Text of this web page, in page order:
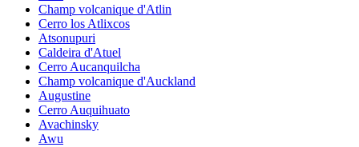
Champ volcanique d'Atlin
Cerro los Atlixcos
Atsonupuri
Caldeira d'Atuel
Cerro Aucanquilcha
Champ volcanique d'Auckland
Augustine
Cerro Auquihuato
Avachinsky
Awu